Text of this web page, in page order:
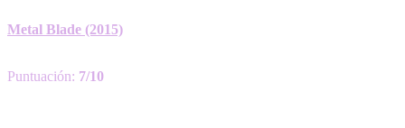
Metal Blade (2015)
Puntuación: 7/10